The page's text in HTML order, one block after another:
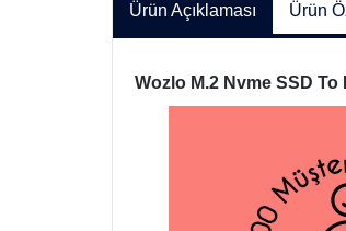
Ürün Açıklaması Ürün
Wozlo M.2 Nvme SSD